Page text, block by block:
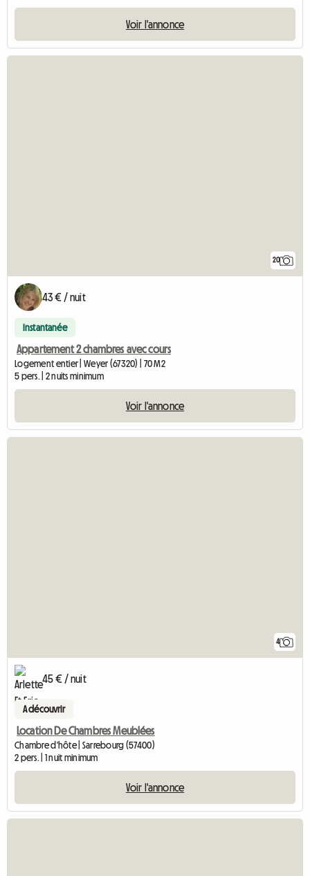
Voir l'annonce
20
43 € / nuit
Instantanée
Appartement 2 chambres avec cours
Logement entier | Weyer (67320) | 70 M2
5 pers. | 2 nuits minimum
Voir l'annonce
4
45 € / nuit
A découvrir
Location De Chambres Meublées
Chambre d'hôte | Sarrebourg (57400)
2 pers. | 1 nuit minimum
Voir l'annonce